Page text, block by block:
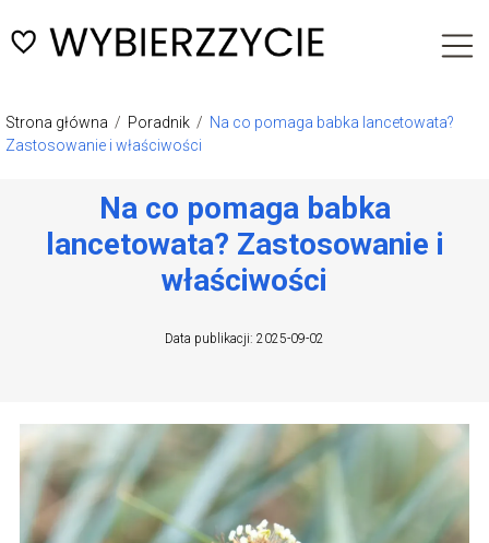
Strona główna / Poradnik / Na co pomaga babka lancetowata?
Zastosowanie i właściwości
Na co pomaga babka
lancetowata? Zastosowanie i
właściwości
Data publikacji: 2025-09-02